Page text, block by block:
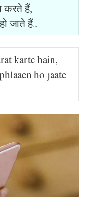
करते हैं,
जाते हैं..
karte hain,
ho jaate